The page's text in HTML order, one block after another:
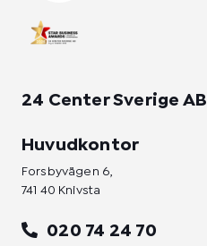
24 Center Sverige AB
Huvudkontor
Forsbyvägen 6,
741 40 Knivsta
020 74 24 70